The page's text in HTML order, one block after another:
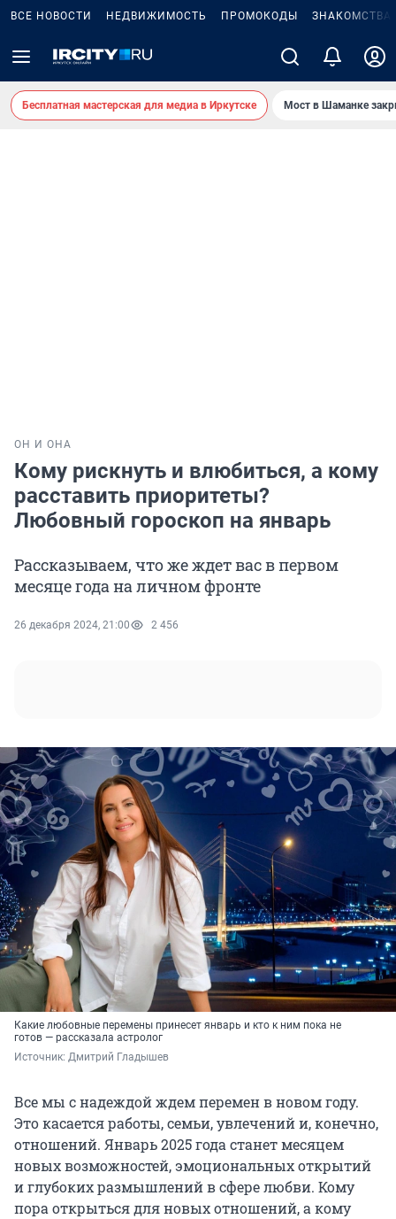
ВСЕ НОВОСТИ НЕДВИЖИМОСТЬ ПРОМОКОДЫ ЗНАКОМСТВА
Бесплатная мастерская для медиа в Иркутске Мост в Шаманке
ОН И ОНА
Кому рискнуть и влюбиться, а кому
расставить приоритеты?
Любовный гороскоп на январь
Рассказываем, что же ждет вас в первом
месяце года на личном фронте
26 декабря 2024, 21:00 2 456
Какие любовные перемены принесет январь и кто к ним пока не
готов — рассказала астролог
Источник: Дмитрий Гладышев
Все мы с надеждой ждем перемен в новом году.
Это касается работы, семьи, увлечений и, конечно,
отношений. Январь 2025 года станет месяцем
новых возможностей, эмоциональных открытий
и глубоких размышлений в сфере любви. Кому
пора открыться для новых отношений, а кому